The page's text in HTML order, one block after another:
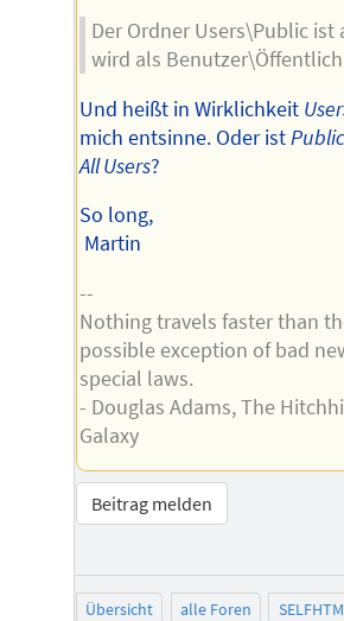
Der Ordner Users\Public ist
wird als
Und heißt in Wirklichkeit
mich entsinne. Oder istPublic
All Users?
So long,
Martin
--
Nothing travels faster than
possible exception of bad
special laws.
- Douglas Adams, The
Galaxy
Beitrag melden
Übersicht alle Foren